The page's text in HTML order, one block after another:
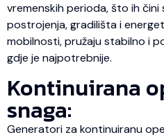
vremenskih perioda, što ih čini
postrojenja, gradilišta i
mobilnosti, pružaju stabilno i
gdje je najpotrebnije.
Kontinuirana
snaga:
Generatori za kontinuiranu